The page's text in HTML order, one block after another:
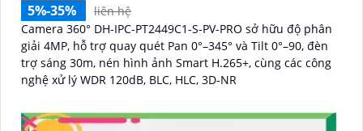
5%-35%
liên hệ
Camera 360° DH-IPC-PT2449C1-S-PV-PRO sở hữu độ phân
giải 4MP, hỗ trợ quay quét Pan 0°–345° và Tilt 0°–90, đèn
trợ sáng 30m, nén hình ảnh Smart H.265+, cùng các công
nghệ xử lý WDR 120dB, BLC, HLC, 3D-NR